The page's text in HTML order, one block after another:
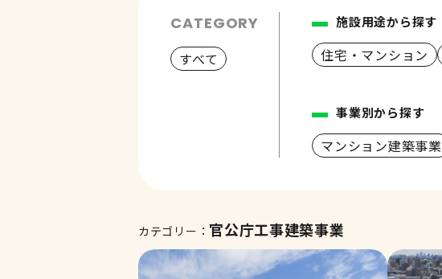
CATEGORY
すべて
施設用途から探す
住宅・マンション
事業別から探す
マンション建築事業
カテゴリー： 官公庁工事建築事業